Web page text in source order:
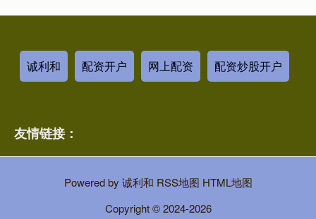
诚利和 配资开户 网上配资 配资炒股开户
友情链接：
Powered by 诚利和 RSS地图 HTML地图
Copyright© 2024-2026